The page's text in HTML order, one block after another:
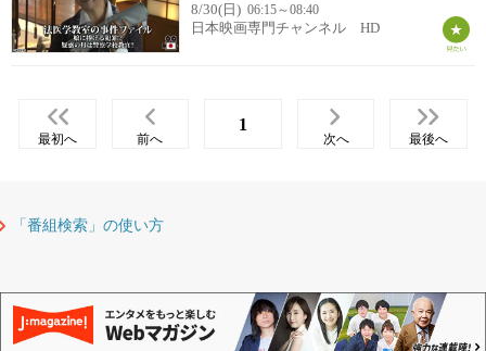
8/30(日) 06:15～08:40
日本映画専門チャンネル HD
最初へ 前へ
1
次へ 最後へ
「番組検索」の使い方